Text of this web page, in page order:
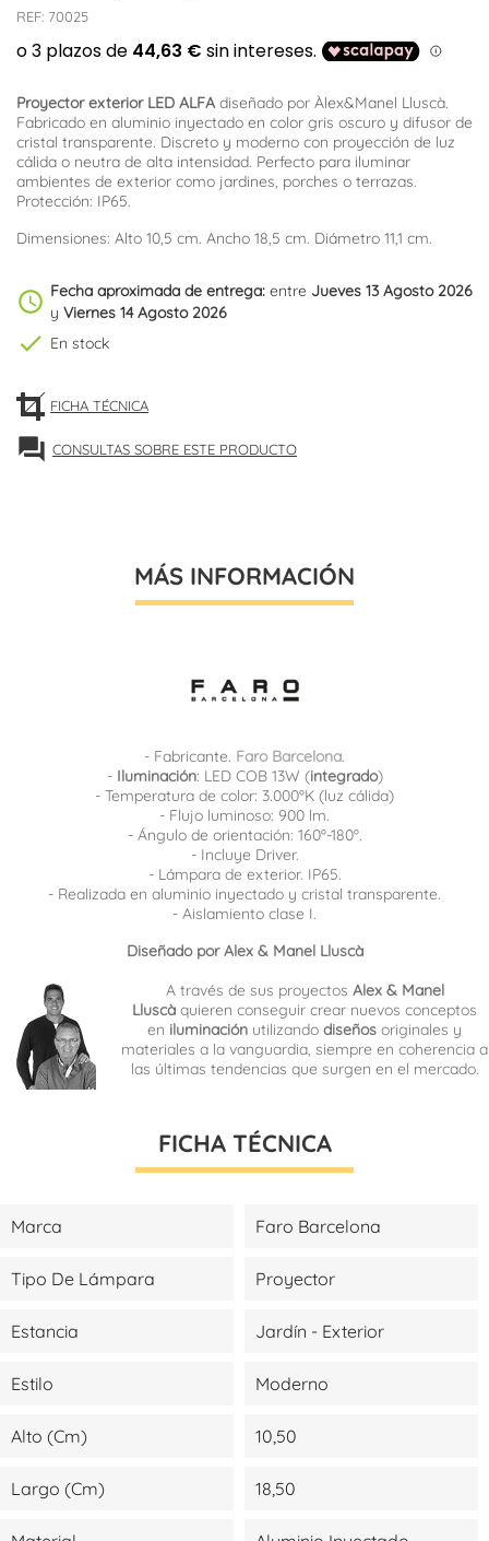
REF: 70025
Proyector exterior LED ALFA diseñado por Àlex&Manel Lluscà.
Fabricado en aluminio inyectado en color gris oscuro y difusor de
cristal transparente. Discreto y moderno con proyección de luz
cálida o neutra de alta intensidad. Perfecto para iluminar
ambientes de exterior como jardines, porches o terrazas.
Protección: IP65.
Dimensiones: Alto 10,5 cm. Ancho 18,5 cm. Diámetro 11,1 cm.
schedule Fecha aproximada de entrega: entre Jueves 13 Agosto 2026
y Viernes 14 Agosto 2026
check En stock
FICHA TÉCNICA
forum CONSULTAS SOBRE ESTE PRODUCTO
MÁS INFORMACIÓN
- Fabricante. Faro Barcelona.
- Iluminación: LED COB 13W (integrado)
- Temperatura de color: 3.000ºK (luz cálida)
- Flujo luminoso: 900 lm.
- Ángulo de orientación: 160º-180º.
- Incluye Driver.
- Lámpara de exterior. IP65.
- Realizada en aluminio inyectado y cristal transparente.
- Aislamiento clase I.
Diseñado por Alex & Manel Lluscà
A través de sus proyectos Alex & Manel
Lluscà quieren conseguir crear nuevos conceptos
en iluminación utilizando diseños originales y
materiales a la vanguardia, siempre en coherencia a
las últimas tendencias que surgen en el mercado.
FICHA TÉCNICA
Marca Faro Barcelona
Tipo De Lámpara Proyector
Estancia Jardín - Exterior
Estilo Moderno
Alto (cm) 10,50
Largo (cm) 18,50